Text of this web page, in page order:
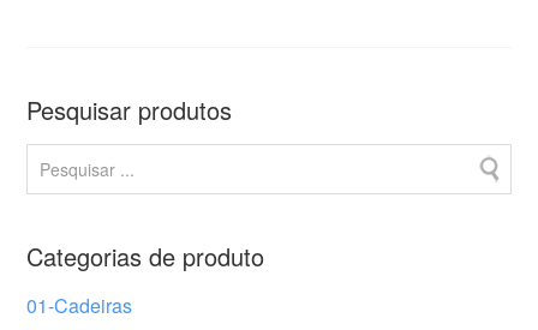
Pesquisar produtos
Categorias de produto
01-Cadeiras